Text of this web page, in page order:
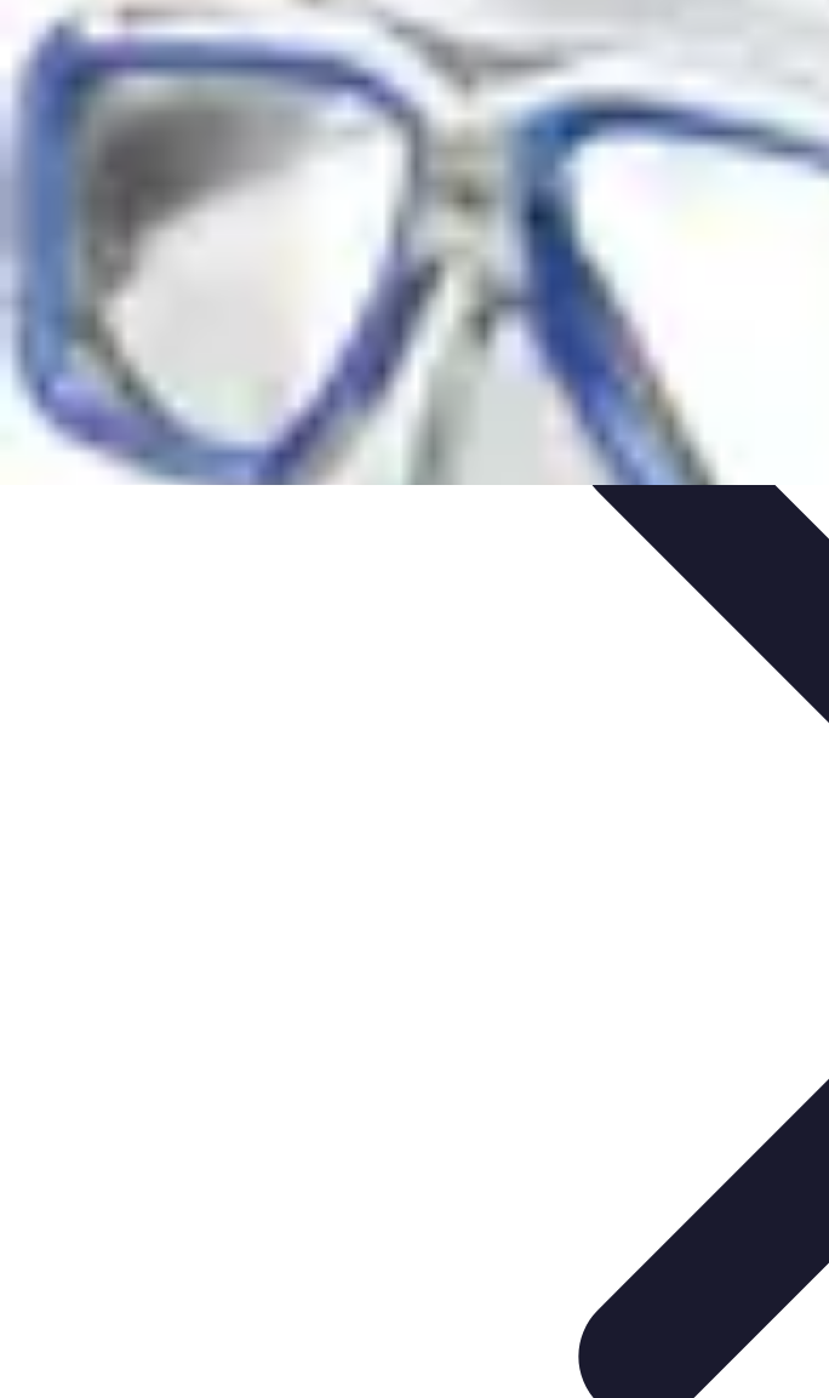
Disfruta Ya
EscapadasActividades SocialesOcio y Entretenimiento Cocina y GastronomíaActividades en Familia
Disfruta Ya